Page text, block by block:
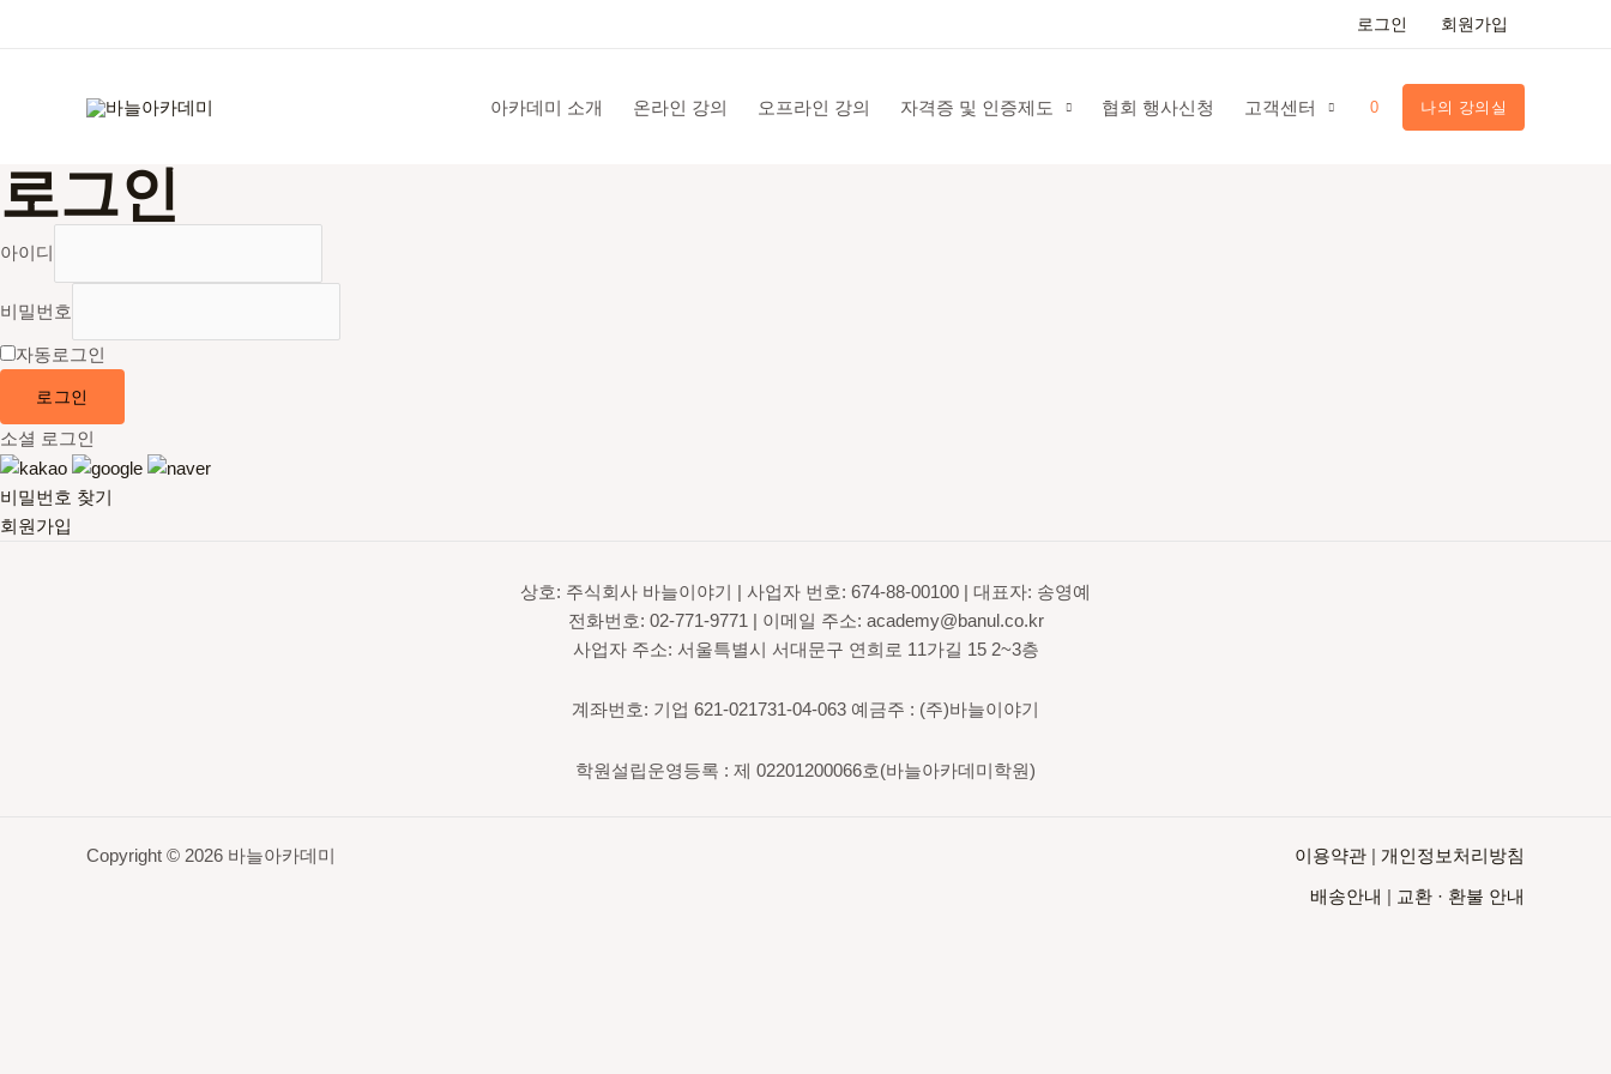
뛰
기
로그인 회원가입
아카데미 소개 온라인 강의 오프라인 강의 자격증 및 인증제도 협회 행사신청 고객센터 0 나의 강의실
로그인
아이디
비밀번호
자동로그인
로그인
소셜 로그인
비밀번호 찾기
회원가입
상호: 주식회사 바늘이야기 | 사업자 번호: 674-88-00100 | 대표자: 송영예
전화번호: 02-771-9771 | 이메일 주소: academy@banul.co.kr
사업자 주소: 서울특별시 서대문구 연희로 11가길 15 2~3층
계좌번호: 기업 621-021731-04-063 예금주 : (주)바늘이야기
학원설립운영등록 : 제 02201200066호(바늘아카데미학원)
Copyright © 2026 바늘아카데미 이용약관 | 개인정보처리방침
배송안내 | 교환 · 환불 안내